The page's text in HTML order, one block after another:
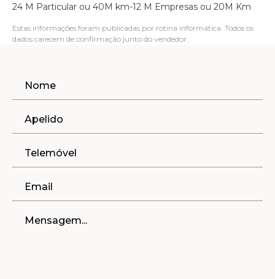
24 M Particular ou 40M km-12 M Empresas ou 20M Km
Estas informações foram publicadas por rotina informática. Todos os
dados carecem de confirmação junto do vendedor.